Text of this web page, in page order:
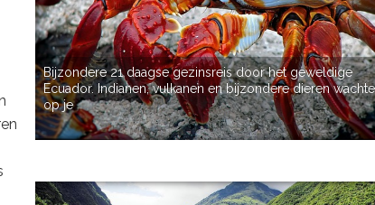
Bijzondere 21 daagse gezinsreis door het geweldige
Ecuador. Indianen, vulkanen en bijzondere dieren
op je